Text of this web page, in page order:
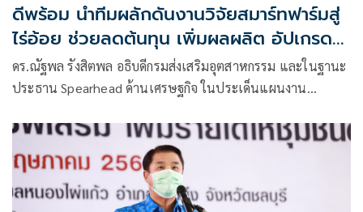
ดีพร้อม นำทีมผลักดันงานวิจัยสมาร์ทฟาร์มสู่
ไร่อ้อย ช่วยลดต้นทุน เพิ่มผลผลิต อัปเกรด
เกษตรอุตสาหกรรมไทย
ดร.ณัฐพล รังสิตพล อธิบดีกรมส่งเสริมอุตสาหกรรม และในฐานะ
ประธาน Spearhead ด้านเศรษฐกิจ ในประเด็นแผนงาน
กส์อัจฉริยะ